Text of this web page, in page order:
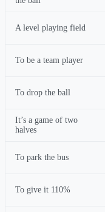
A level playing field
To be a team player
To drop the ball
It’s a game of two
halves
To park the bus
To give it 110%